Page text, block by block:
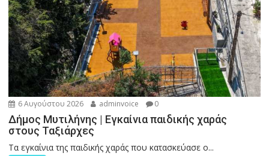
6 Αυγούστου 2026 adminvoice 0
Δήμος Μυτιλήνης | Εγκαίνια παιδικής χαράς
στους Ταξιάρχες
Tα εγκαίνια της παιδικής χαράς που κατασκεύασε ο...